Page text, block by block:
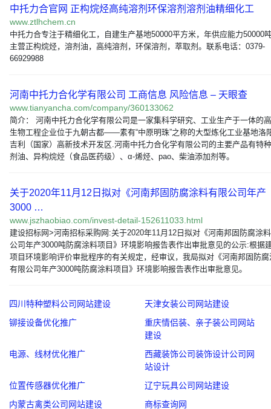
中托力合官网 正构烷烃高纯溶剂环保溶剂溶剂油精细化工
www.ztlhchem.cn
中托力合专注于精细化工，自建生产基地50000平方米，年供应能力50000
主营正构烷烃，溶剂油，高纯溶剂，环保溶剂，萃取剂。联系电话：0379-
66929988
河南中托力合化学有限公司 工商信息 风险信息 – 天眼查
www.tianyancha.com/company/360133062
简介： 河南中托力合化学有限公司是一家集科学研究、工业生产于一体的
生物工程企业位于九朝古都——素有“中原明珠”之称的大型炼化工业基地洛
吉利（国家）高新技术开发区.河南中托力合化学有限公司的主要产品有特
剂油、异构烷烃（食品医药级）、α-烯烃、pao、柴油添加剂等。
关于2020年11月12日拟对《河南邦固防腐涂料有限公司年产
3000 …
www.jszhaobiao.com/invest-detail-152611033.html
建设招标网>河南招标采购网:关于2020年11月12日拟对《河南邦固防腐涂
公司年产3000吨防腐涂料项目》环境影响报告表作出审批意见的公示:根据
项目环境影响评价审批程序的有关规定，经审议，我局拟对《河南邦固防腐
有限公司年产3000吨防腐涂料项目》环境影响报告表作出审批意见。
四川特种塑料公司网站建设
天津女装公司网站建设
铆接设备优化推广
重庆情侣装、亲子装公司网站
建设
电源、线材优化推广
西藏装饰公司装饰设计公司网
站设计
位置传感器优化推广
辽宁玩具公司网站建设
内蒙古禽类公司网站建设
商标查询网